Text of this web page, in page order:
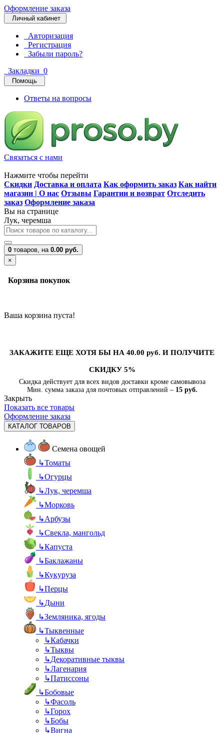
Оформление заказа
Личный кабинет
Авторизация
Регистрация
Забыли пароль?
Закладки 0
Помощь
Ответы на вопросы
Связаться с нами
Нажмите чтобы перейти
Скидки Доставка и оплата Как оформить заказ Как найти
магазин | О нас Отзывы Гарантии и возврат Отследить
заказ Оформление заказа
Вы на странице
Лук, черемша
0 товаров, на 0.00 руб.
×
Корзина покупок
Ваша корзина пуста!
ЗАКАЖИТЕ ЕЩЕ ХОТЯ БЫ НА 40.00 руб. И ПОЛУЧИТЕ
СКИДКУ 5%
Скидка действует для всех видов доставки кроме самовывоза
Мин. сумма заказа для почтовых отправлений – 15 руб.
Закрыть
Показать все товары
Оформление заказа
КАТАЛОГ ТОВАРОВ
Семена овощей
↳Томаты
↳Огурцы
↳Лук, черемша
↳Морковь
↳Арбузы
↳Свекла, мангольд
↳Капуста
↳Баклажаны
↳Кукуруза
↳Перцы
↳Дыни
↳Земляника, ягоды
↳Тыквенные
↳Кабачки
↳Тыквы
↳Декоративные тыквы
↳Лагенария
↳Патиссоны
↳Бобовые
↳Фасоль
↳Горох
↳Бобы
↳Вигна